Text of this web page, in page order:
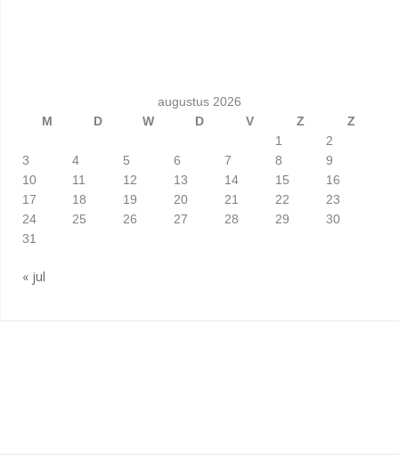
augustus 2026
M
D W D V Z
Z
1
2
3
4 5 6 7 8
9
10
11 12 13 14 15
16
17
18 19 20 21 22
23
24
25 26 27 28 29
30
31
« jul